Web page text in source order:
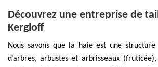
Découvrez une entreprise de
Kergloff
Nous savons que la haie est une structure
d’arbres, arbustes et arbrisseaux